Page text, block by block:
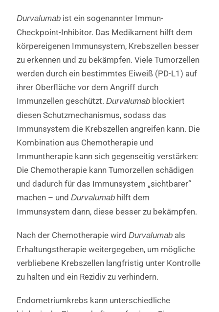
Durvalumab ist ein sogenannter Immun-
Checkpoint-Inhibitor. Das Medikament hilft dem
körpereigenen Immunsystem, Krebszellen besser
zu erkennen und zu bekämpfen. Viele Tumorzellen
werden durch ein bestimmtes Eiweiß (PD-L1) auf
ihrer Oberfläche vor dem Angriff durch
Immunzellen geschützt. Durvalumab blockiert
diesen Schutzmechanismus, sodass das
Immunsystem die Krebszellen angreifen kann. Die
Kombination aus Chemotherapie und
Immuntherapie kann sich gegenseitig verstärken:
Die Chemotherapie kann Tumorzellen schädigen
und dadurch für das Immunsystem „sichtbarer“
machen – und Durvalumab hilft dem
Immunsystem dann, diese besser zu bekämpfen.
Nach der Chemotherapie wird Durvalumab als
Erhaltungstherapie weitergegeben, um mögliche
verbliebene Krebszellen langfristig unter Kontrolle
zu halten und ein Rezidiv zu verhindern.
Endometriumkrebs kann unterschiedliche